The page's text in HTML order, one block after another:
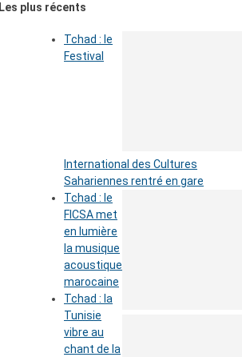
Les plus récents
Tchad : le
Festival
International des Cultures
Sahariennes rentré en gare
Tchad : le
FICSA met
en lumière
la musique
acoustique
marocaine
Tchad : la
Tunisie
vibre au
chant de la